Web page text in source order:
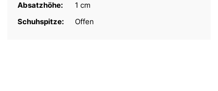
Absatzhöhe:
1 cm
Schuhspitze:
Offen